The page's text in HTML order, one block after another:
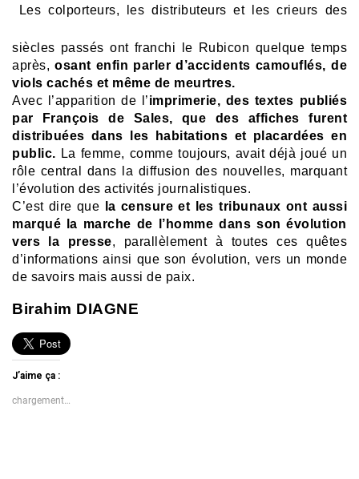
Les colporteurs, les distributeurs et les crieurs des
siècles passés ont franchi le Rubicon quelque temps
après,osant enfin parler d’accidents camouflés, de
viols cachés et même de meurtres.
Avec l’apparition de l’imprimerie, des textes publiés
par François de Sales, que des affiches furent
distribuées dans les habitations et placardées en
public. La femme, comme toujours, avait déjà joué un
rôle central dans la diffusion des nouvelles, marquant
l’évolution des activités journalistiques.
C’est dire que
la censure et les tribunaux ont aussi
marqué la marche de l’homme dans son évolution
vers la presse, parallèlement à toutes ces quêtes
d’informations ainsi que son évolution, vers un monde
de savoirs mais aussi de paix.
Birahim DIAGNE
J’aime ça :
chargement…